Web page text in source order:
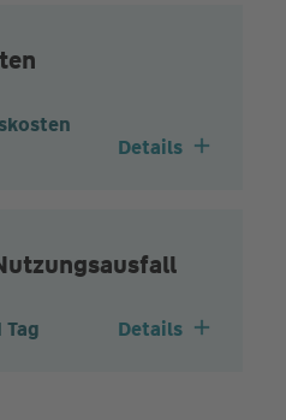
Details
Details